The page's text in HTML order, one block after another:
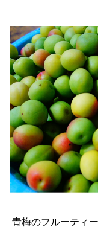
青梅のフルーティ